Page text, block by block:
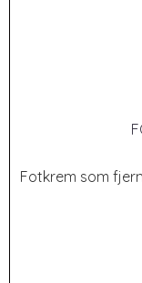
Fotkrem som